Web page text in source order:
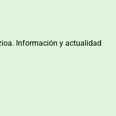
Información y actualidad